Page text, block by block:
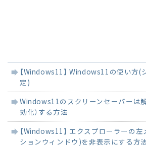
連
事
【Windows11】 Windows11の使い方(
定)
Windows11のスクリーンセーバーは
効化）する方法
【Windows11】 エクスプローラーの
ションウィンドウ)を非表示にする方